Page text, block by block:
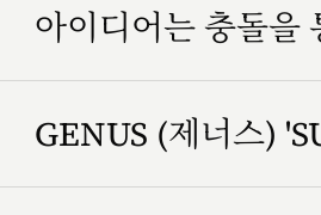
아이디어는 충돌을
GENUS (제너스)